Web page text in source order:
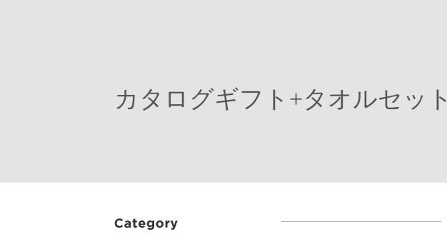
カタログギフト+タオルセット